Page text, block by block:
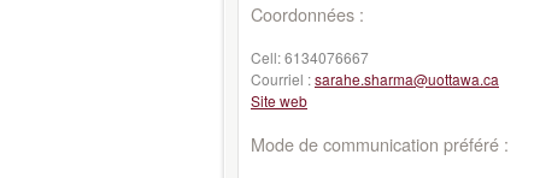
Coordonnées :
Cell:6134076667
Courriel :sarahe.sharma@uottawa.ca
Site web
Mode de communication préféré :